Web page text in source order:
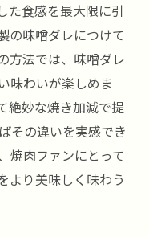
楽しみ
た食感を最大限に引
の味噌ダレにつけて
方法では、味噌ダレ
味わいが楽しめま
絶妙な焼き加減で提
その違いを実感でき
焼肉ファンにとって
より美味しく味わう